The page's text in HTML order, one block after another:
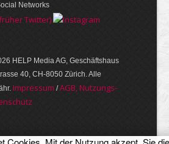
Networks
HELP Media AG, Geschäftshaus
40, CH-8050 Zürich. Alle
Im­pres­sum /AGB, Nut­zungs­